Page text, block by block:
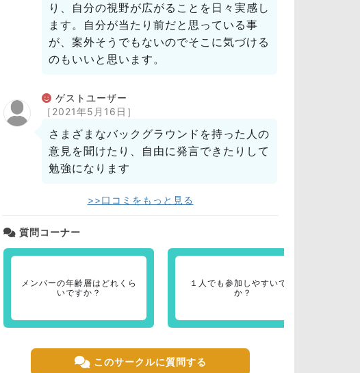
り、自分の視野が広がることを日々実感し
ます。自分が当たり前だと思っている事
が、案外そうでもないのでそこに気づける
のもいいと思います。
ゲストユーザー
［2021年5月16日］
さまざまなバックグラウンドを持った人の
意見を聞けたり、自由に発言できたりして
勉強になります
>>口コミをもっと見る
質問コーナー
メンバーの年齢層はどれくら
いですか？
１人でも参加しやすいです
か？
このサークルに質問する